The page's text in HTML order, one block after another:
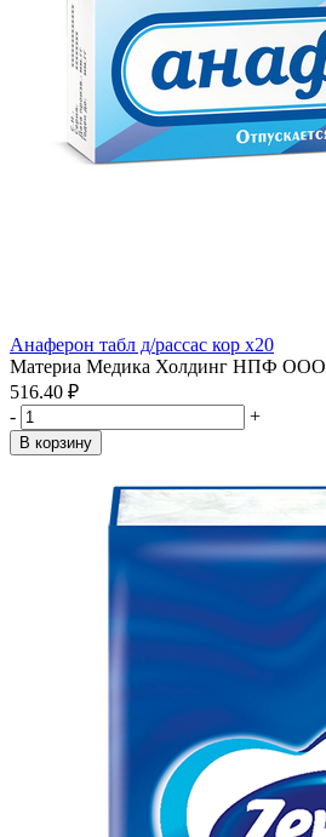
Анаферон табл д/рассас кор x20
Материа Медика Холдинг НПФ ООО
516.40 ₽
-
+
В корзину